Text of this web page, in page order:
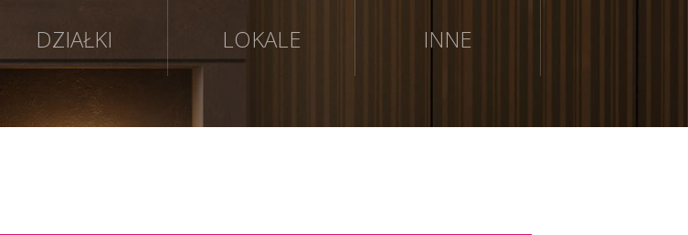
DZIAŁKI LOKALE INNE